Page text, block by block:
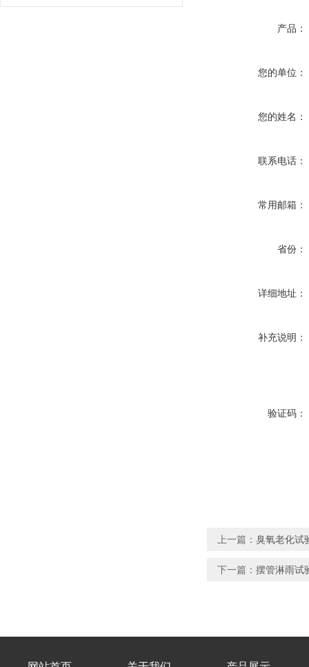
产品：
您的单位：
您的姓名：
联系电话：
常用邮箱：
省份：
详细地址：
补充说明：
验证码：
上一篇： 臭氧老化试
下一篇： 摆管淋雨试